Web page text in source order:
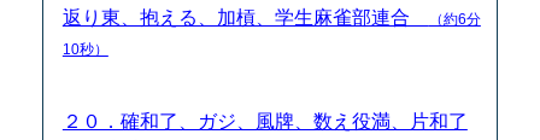
返り東、抱える、加槓、学生麻雀部連合
（約6分
10秒）
２０．確和了、ガジ、風牌、数え役満、片和了